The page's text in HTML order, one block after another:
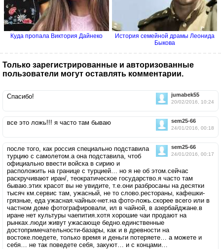
Куда пропала Виктория Дайнеко
История семейной драмы Леонида
Быкова
Только зарегистрированные и авторизованные
пользователи могут оставлять комментарии.
jumabek55
20/02/2016, 10:24
Спасибо!
sem25-66
24/01/2016, 00:18
все это ложь!!! я часто там бываю
sem25-66
24/01/2016, 00:17
после того, как россия специально подставила
турцию с самолетом.а она подставила, чтоб
официально ввести войска в сирию и
расположить на границе с турцией… но я не об этом.сейчас
раскручивают иран/, теократическое государство.я часто там
бываю.этих красот вы не увидите, т.е.они разбросаны на десятки
тысяч км.сервис там, ужасный, не то слово.рестораны, кафешки-
грязные, еда ужасная.чайных-нет.на фото-ложь.скорее всего или в
частном доме фотографировали, ил в чайной, в азербайджане.в
иране нет культуры чаепития.хотя хорошие чаи продают на
рынках.люди живут ужасающе бедно.единственные
достопримечательности-базары, как и в древности на
востоке.поедете, только время и деньги потеряете… а можете и
себя… не так поведете себя, закуют… и с концами…